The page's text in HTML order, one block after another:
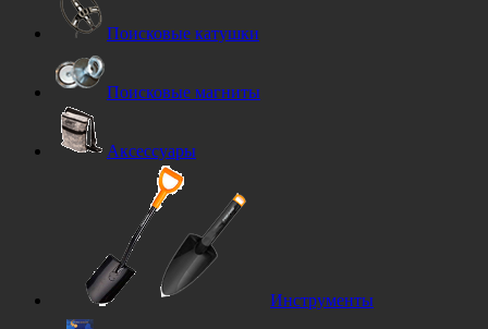
Поисковые катушки
Поисковые магниты
Аксессуары
Инструменты